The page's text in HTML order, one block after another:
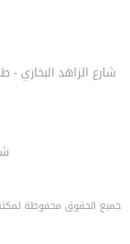
جميع الحقوق محفوظة